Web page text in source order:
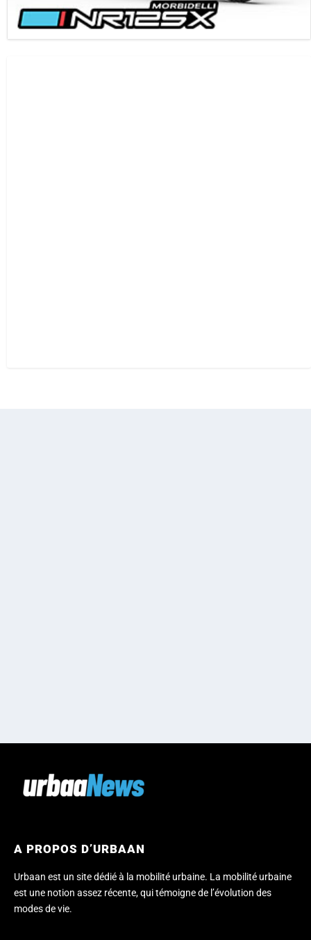
A PROPOS D’URBAAN
Urbaan est un site dédié à la mobilité urbaine. La mobilité urbaine
est une notion assez récente, qui témoigne de l’évolution des
modes de vie.